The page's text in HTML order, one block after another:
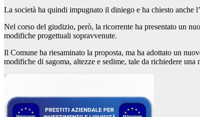
La società ha quindi impugnato il diniego e ha chiesto anche
Nel corso del giudizio, però, la ricorrente ha presentato un
modifiche progettuali sopravvenute.
Il Comune ha riesaminato la proposta, ma ha adottato un
modifiche di sagoma, altezze e sedime, tale da richiedere una